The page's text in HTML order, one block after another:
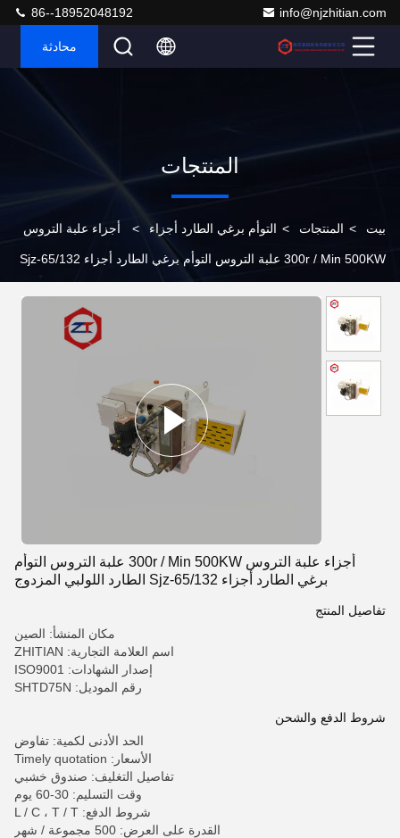
info@njzhitian.com
86--18952048192
محادثة
المنتجات
بيت > المنتجات > التوأم برغي الطارد أجزاء > أجزاء علبة التروس
300r / Min 500KW علبة التروس التوأم برغي الطارد أجزاء Sjz-65/132
أجزاء علبة التروس 300r / Min 500KW علبة التروس التوأم
برغي الطارد أجزاء Sjz-65/132 الطارد اللولبي المزدوج
تفاصيل المنتج
مكان المنشأ: الصين
اسم العلامة التجارية: ZHITIAN
إصدار الشهادات: ISO9001
رقم الموديل: SHTD75N
شروط الدفع والشحن
الحد الأدنى لكمية: تفاوض
الأسعار: Timely quotation
تفاصيل التغليف: صندوق خشبي
وقت التسليم: 30-60 يوم
شروط الدفع: L / C ، T / T
القدرة على العرض: 500 مجموعة / شهر